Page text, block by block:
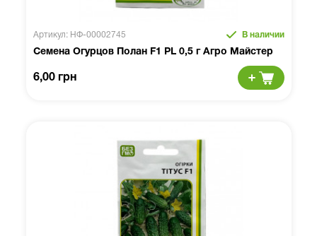
Артикул: НФ-00002745 В наличии
Семена Огурцов Полан F1 PL 0,5 г Агро Майстер
6,00 грн